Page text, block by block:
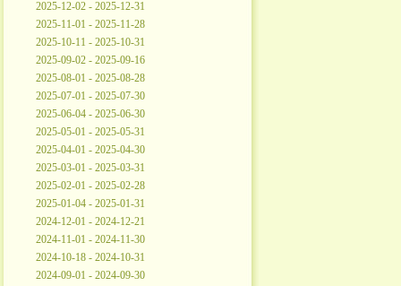
2025-12-02 - 2025-12-31
2025-11-01 - 2025-11-28
2025-10-11 - 2025-10-31
2025-09-02 - 2025-09-16
2025-08-01 - 2025-08-28
2025-07-01 - 2025-07-30
2025-06-04 - 2025-06-30
2025-05-01 - 2025-05-31
2025-04-01 - 2025-04-30
2025-03-01 - 2025-03-31
2025-02-01 - 2025-02-28
2025-01-04 - 2025-01-31
2024-12-01 - 2024-12-21
2024-11-01 - 2024-11-30
2024-10-18 - 2024-10-31
2024-09-01 - 2024-09-30